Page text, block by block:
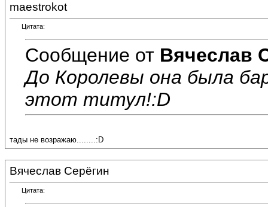
maestrokot
Цитата:
Сообщение от Вячеслав
До Королевы она была
этот титул!:D
тады не возражаю........:D
Вячеслав Серёгин
Цитата: